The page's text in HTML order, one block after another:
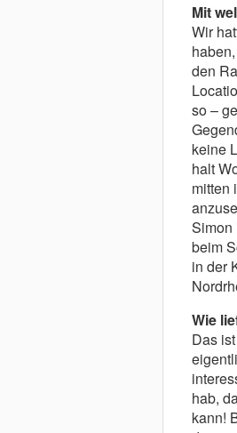
Mit
Wir
den
so –
keine
halt
mitten
Simon
beim
in der
Wie
Das
hab,
kann!